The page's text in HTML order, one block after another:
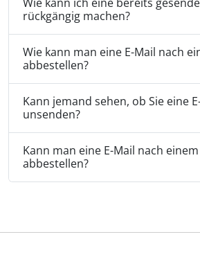
rückgängig machen?
Wie kann man eine E-Mail nach
abbestellen?
Kann jemand sehen, ob Sie eine
unsenden?
Kann man eine E-Mail nach
abbestellen?